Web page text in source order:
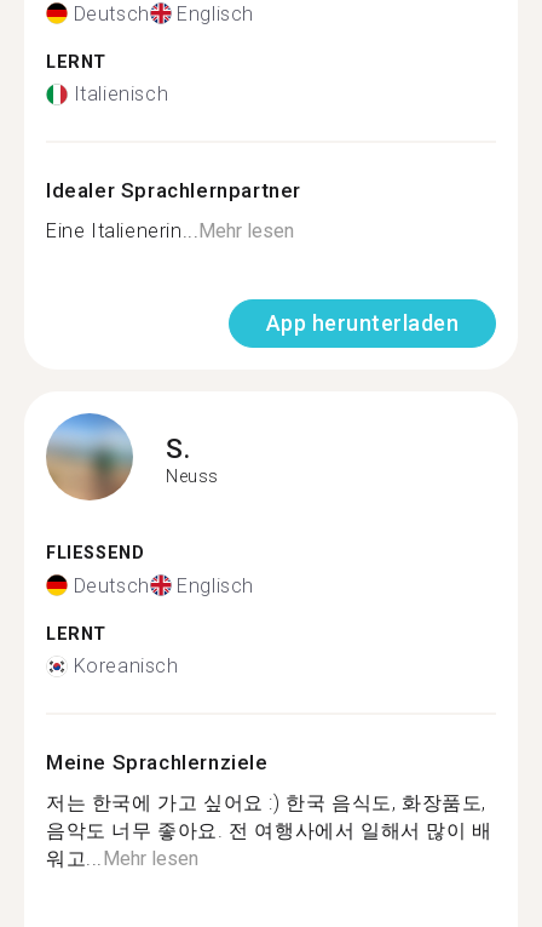
Deutsch Englisch
LERNT
Italienisch
Idealer Sprachlernpartner
Eine Italienerin...Mehr lesen
App herunterladen
S.
Neuss
FLIESSEND
Deutsch Englisch
LERNT
Koreanisch
Meine Sprachlernziele
저는 한국에 가고 싶어요 :) 한국 음식도, 화장품도,
음악도 너무 좋아요. 전 여행사에서 일해서 많이 배
워고...Mehr lesen